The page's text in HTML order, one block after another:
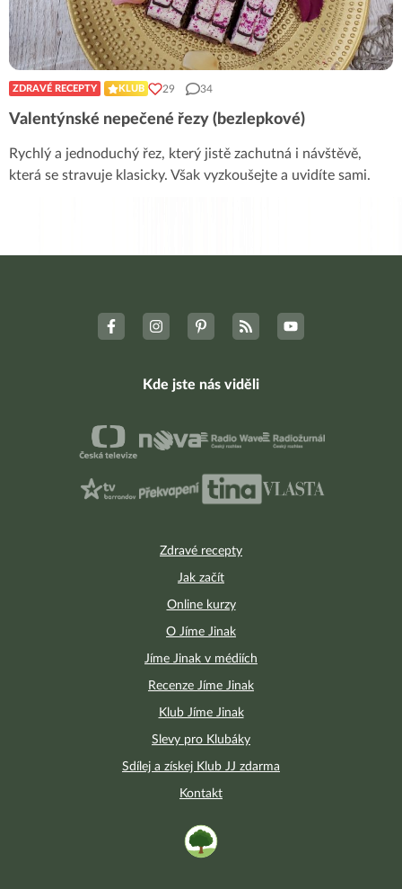
ZDRAVÉ RECEPTY KLUB 29 34
Valentýnské nepečené řezy (bezlepkové)
Rychlý a jednoduchý řez, který jistě zachutná i návštěvě,
která se stravuje klasicky. Však vyzkoušejte a uvidíte sami.
Zdravé recepty
Jak začít
Online kurzy
O Jíme Jinak
Jíme Jinak v médiích
Recenze Jíme Jinak
Klub Jíme Jinak
Slevy pro Klubáky
Sdílej a získej Klub JJ zdarma
Kontakt
Kde jste nás viděli